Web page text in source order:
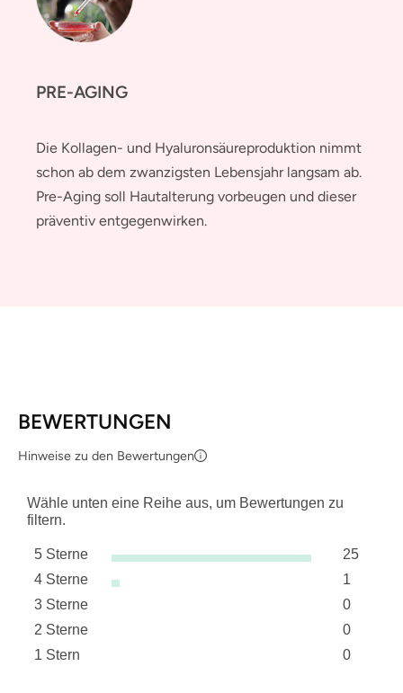
PRE-AGING
Die Kollagen- und Hyaluronsäureproduktion nimmt
schon ab dem zwanzigsten Lebensjahr langsam ab.
Pre-Aging soll Hautalterung vorbeugen und dieser
präventiv entgegenwirken.
BEWERTUNGEN
Hinweise zu den Bewertungen
Wähle unten eine Reihe aus, um Bewertungen zu
filtern.
5 Sterne Sterne
25
25
4 Sterne Sterne
1
1
3 Sterne
0
0
2 Sterne
0
0
1 Stern
0